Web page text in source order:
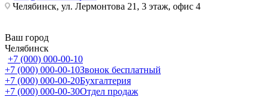
Челябинск, ул. Лермонтова 21, 3 этаж, офис 4
Ваш город
Челябинск
+7 (000) 000-00-10
+7 (000) 000-00-10Звонок бесплатный
+7 (000) 000-00-20Бухгалтерия
+7 (000) 000-00-30Отдел продаж